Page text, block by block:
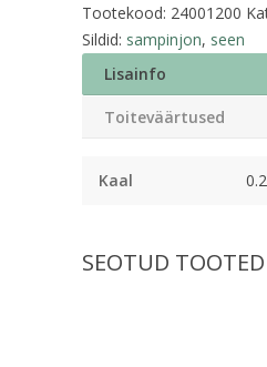
Tootekood: 24001200
Sildid: sampinjon, seen
Lisainfo
Toiteväärtused
Kaal
SEOTUD TOOTED